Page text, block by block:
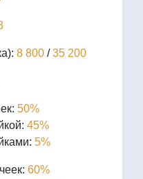
8 800 /35 200
50%
45%
5%
60%